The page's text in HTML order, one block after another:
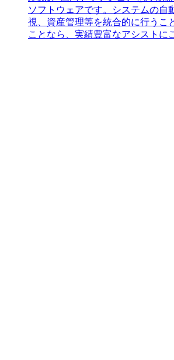
ソフトウェアです。システムの自
視、資産管理等を統合的に行うこ
ことなら、実績豊富なアシストに